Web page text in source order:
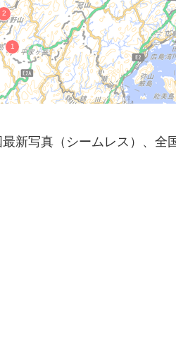
新写真（シームレス）、全